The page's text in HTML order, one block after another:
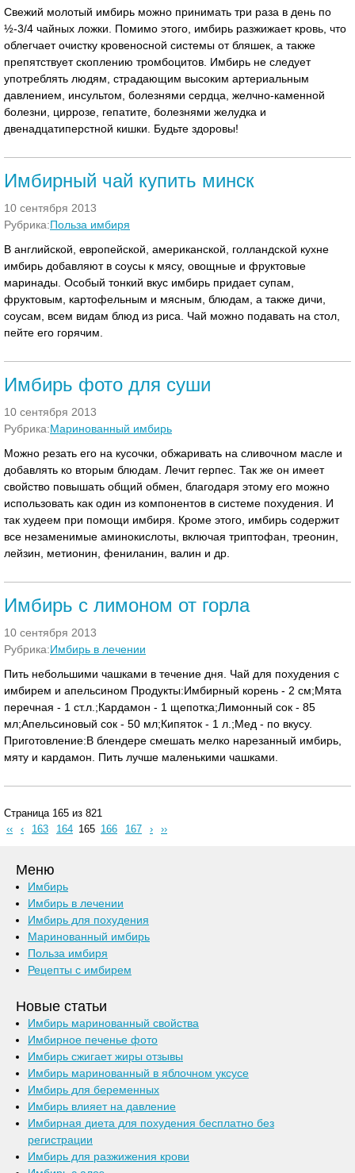
Свежий молотый имбирь можно принимать три раза в день по
½-3/4 чайных ложки. Помимо этого, имбирь разжижает кровь, что
облегчает очистку кровеносной системы от бляшек, а также
препятствует скоплению тромбоцитов. Имбирь не следует
употреблять людям, страдающим высоким артериальным
давлением, инсультом, болезнями сердца, желчно-каменной
болезни, циррозе, гепатите, болезнями желудка и
двенадцатиперстной кишки. Будьте здоровы!
Имбирный чай купить минск
10 сентября 2013
Рубрика:Польза имбиря
В английской, европейской, американской, голландской кухне
имбирь добавляют в соусы к мясу, овощные и фруктовые
маринады. Особый тонкий вкус имбирь придает супам,
фруктовым, картофельным и мясным, блюдам, а также дичи,
соусам, всем видам блюд из риса. Чай можно подавать на стол,
пейте его горячим.
Имбирь фото для суши
10 сентября 2013
Рубрика:Маринованный имбирь
Можно резать его на кусочки, обжаривать на сливочном масле и
добавлять ко вторым блюдам. Лечит герпес. Так же он имеет
свойство повышать общий обмен, благодаря этому его можно
использовать как один из компонентов в системе похудения. И
так худеем при помощи имбиря. Кроме этого, имбирь содержит
все незаменимые аминокислоты, включая триптофан, треонин,
лейзин, метионин, фениланин, валин и др.
Имбирь с лимоном от горла
10 сентября 2013
Рубрика:Имбирь в лечении
Пить небольшими чашками в течение дня. Чай для похудения с
имбирем и апельсином Продукты:Имбирный корень - 2 см;Мята
перечная - 1 ст.л.;Кардамон - 1 щепотка;Лимонный сок - 85
мл;Апельсиновый сок - 50 мл;Кипяток - 1 л.;Мед - по вкусу.
Приготовление:В блендере смешать мелко нарезанный имбирь,
мяту и кардамон. Пить лучше маленькими чашками.
Страница 165 из 821
‹‹
‹ 163 164 165 166 167 › ››
Меню
Имбирь
Имбирь в лечении
Имбирь для похудения
Маринованный имбирь
Польза имбиря
Рецепты с имбирем
Новые статьи
Имбирь маринованный свойства
Имбирное печенье фото
Имбирь сжигает жиры отзывы
Имбирь маринованный в яблочном уксусе
Имбирь для беременных
Имбирь влияет на давление
Имбирная диета для похудения бесплатно без
регистрации
Имбирь для разжижения крови